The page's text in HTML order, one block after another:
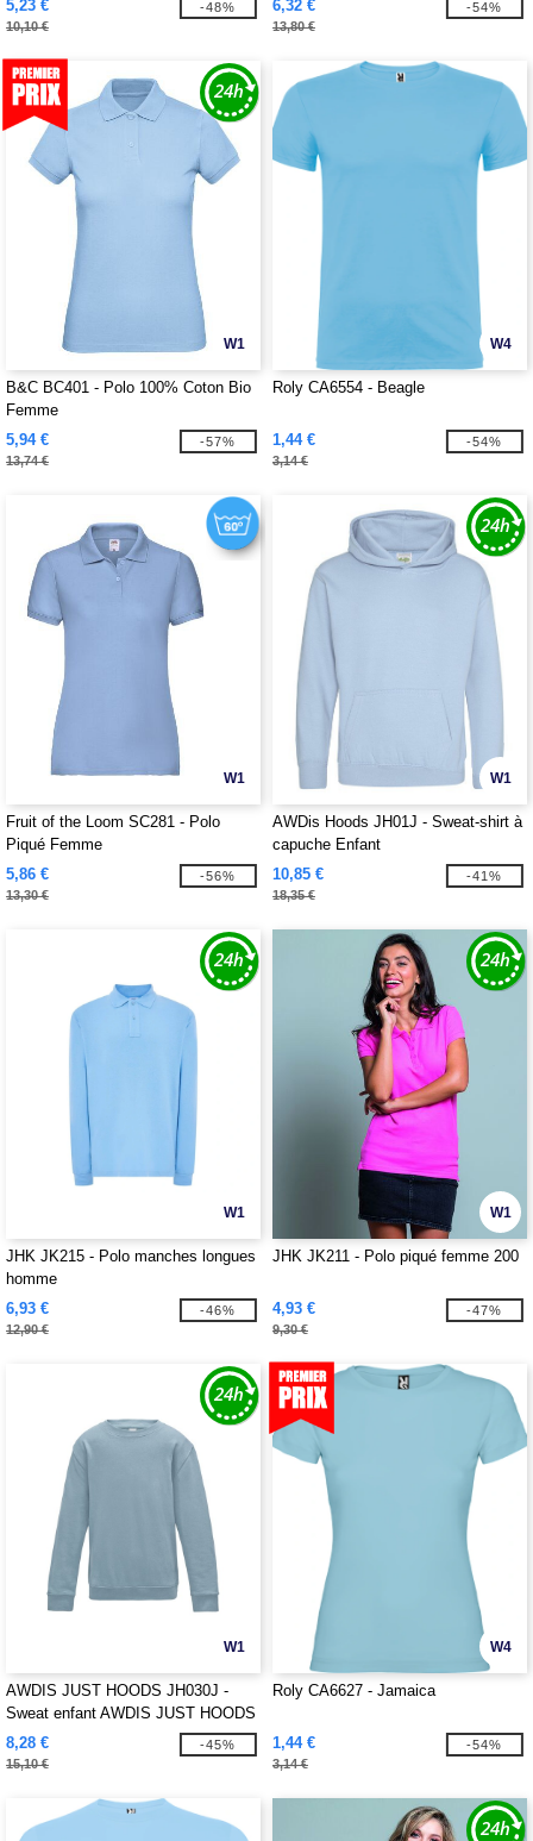
5,23 €
10,10 €
-48% 6,32 €
13,80 €
-54%
W1
B&C BC401 - Polo 100% Coton Bio
Femme
5,94 €
13,74 €
-57%
W4
Roly CA6554 - Beagle
1,44 €
3,14 €
-54%
W1
Fruit of the Loom SC281 - Polo
Piqué Femme
5,86 €
13,30 €
-56%
W1
AWDis Hoods JH01J - Sweat-shirt à
capuche Enfant
10,85 €
18,35 €
-41%
W1
JHK JK215 - Polo manches longues
homme
6,93 €
12,90 €
-46%
W1
JHK JK211 - Polo piqué femme 200
4,93 €
9,30 €
-47%
W1
AWDIS JUST HOODS JH030J -
Sweat enfant AWDIS JUST HOODS
8,28 €
15,10 €
-45%
W4
Roly CA6627 - Jamaica
1,44 €
3,14 €
-54%